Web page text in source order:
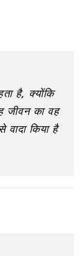
है, क्योंकि
जीवन का वह
किया है